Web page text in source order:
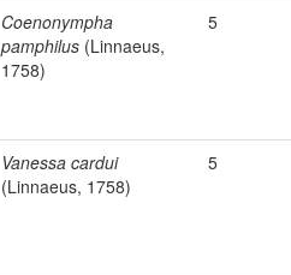
Coenonympha
pamphilus (Linnaeus,
1758)
5
Vanessa cardui
(Linnaeus, 1758)
5